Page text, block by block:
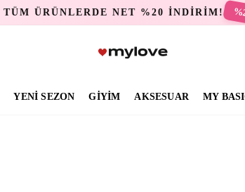
TÜM ÜRÜNLERDE NET %20 İNDİRİM!
YENİ SEZON GİYİM AKSESUAR MY